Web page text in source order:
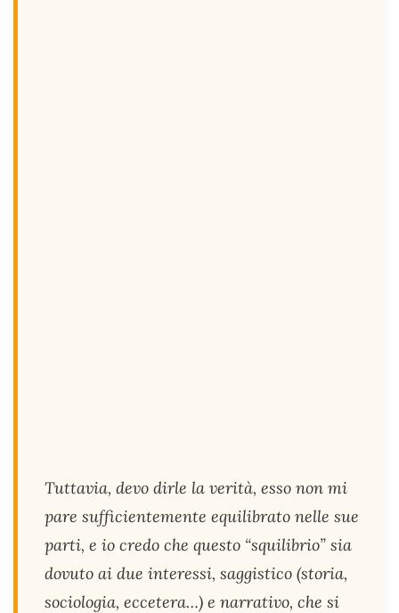
Tuttavia, devo dirle la verità, esso non mi
pare sufficientemente equilibrato nelle sue
parti, e io credo che questo “squilibrio” sia
dovuto ai due interessi, saggistico (storia,
sociologia, eccetera…) e narrativo, che si